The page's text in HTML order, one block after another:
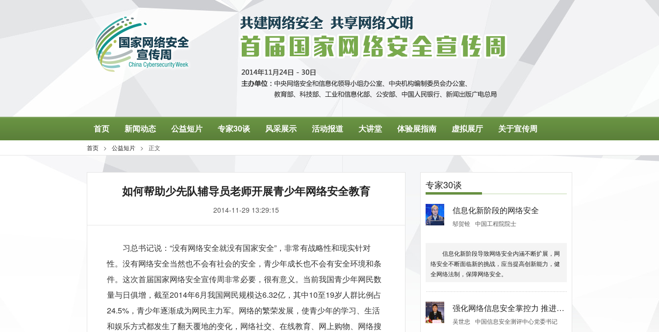
如何帮助少先队辅导员老师开展青少年网络安全教育
2014-11-29 13:29:15
习总书记说：“没有网络安全就没有国家安全”，非常有战略性和现实针对
性。没有网络安全当然也不会有社会的安全，青少年成长也不会有安全环境和条
件。这次首届国家网络安全宣传周非常必要，很有意义。当前我国青少年网民数
量与日俱增，截至2014年6月我国网民规模达6.32亿，其中10至19岁人群比例占
24.5%，青少年逐渐成为网民主力军。网络的繁荣发展，使青少年的学习、生活
和娱乐方式都发生了翻天覆地的变化，网络社交、在线教育、网上购物、网络搜